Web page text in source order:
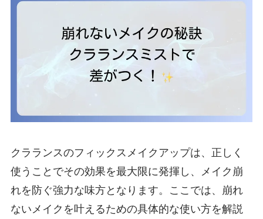
クラランスのフィックスメイクアップは、正しく
使うことでその効果を最大限に発揮し、メイク崩
れを防ぐ強力な味方となります。ここでは、崩れ
ないメイクを叶えるための具体的な使い方を解説